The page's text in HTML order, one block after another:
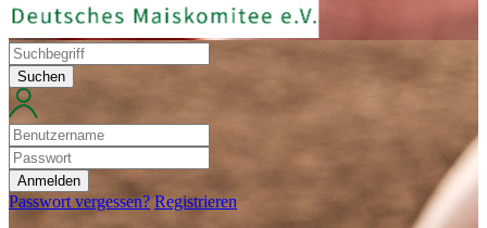
Suchen
Anmelden
Passwort vergessen? Registrieren